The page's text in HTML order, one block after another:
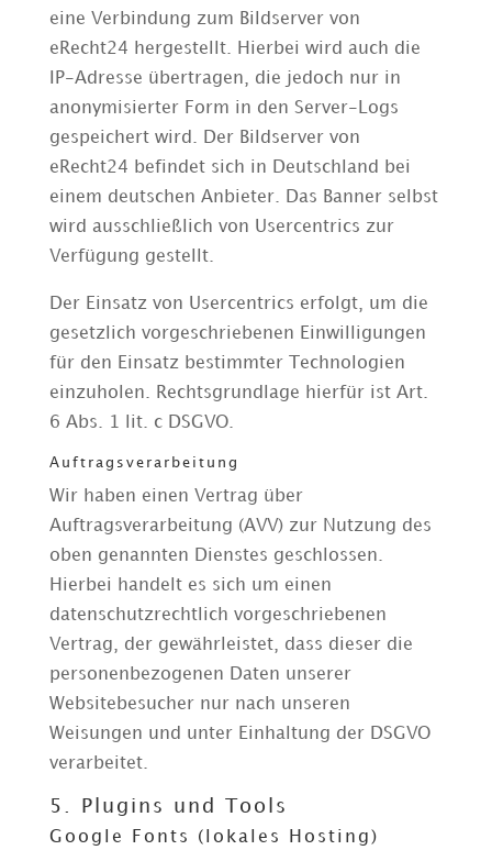
eine Verbindung zum Bildserver von
eRecht24 hergestellt. Hierbei wird auch die
IP-Adresse übertragen, die jedoch nur in
anonymisierter Form in den Server-Logs
gespeichert wird. Der Bildserver von
eRecht24 befindet sich in Deutschland bei
einem deutschen Anbieter. Das Banner selbst
wird ausschließlich von Usercentrics zur
Verfügung gestellt.
Der Einsatz von Usercentrics erfolgt, um die
gesetzlich vorgeschriebenen Einwilligungen
für den Einsatz bestimmter Technologien
einzuholen. Rechtsgrundlage hierfür ist Art.
6 Abs. 1 lit. c DSGVO.
Auftragsverarbeitung
Wir haben einen Vertrag über
Auftragsverarbeitung (AVV) zur Nutzung des
oben genannten Dienstes geschlossen.
Hierbei handelt es sich um einen
datenschutzrechtlich vorgeschriebenen
Vertrag, der gewährleistet, dass dieser die
personenbezogenen Daten unserer
Websitebesucher nur nach unseren
Weisungen und unter Einhaltung der DSGVO
verarbeitet.
5. Plugins und Tools
Google Fonts (lokales Hosting)